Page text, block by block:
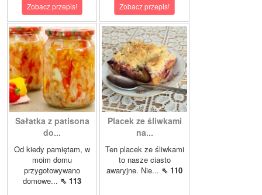
Zobacz przepis! Zobacz przepis!
Sałatka z patisona
do...
Od kiedy pamiętam, w
moim domu
przygotowywano
domowe... ⇖ 113
Placek ze śliwkami
na...
Ten placek ze śliwkami
to nasze ciasto
awaryjne. Nie... ⇖ 110